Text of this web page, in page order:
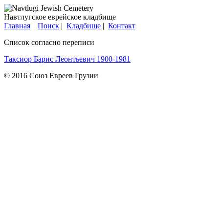
Навтлугское еврейское кладбище
Главная | Поиск | Кладбище | Контакт
Список согласно переписи
Таксиор Барис Леонтьевич 1900-1981
© 2016 Союз Евреев Грузии